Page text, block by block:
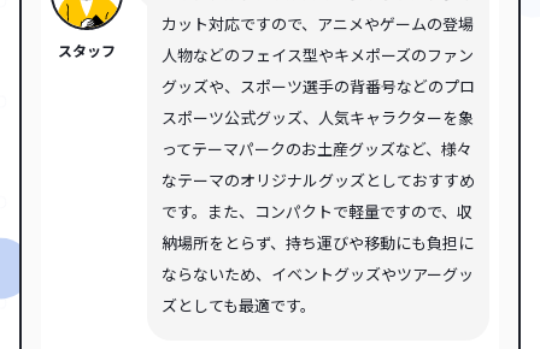
スタッフ
カット対応ですので、アニメやゲームの登場
人物などのフェイス型やキメポーズのファン
グッズや、スポーツ選手の背番号などのプロ
スポーツ公式グッズ、人気キャラクターを象
ってテーマパークのお土産グッズなど、様々
なテーマのオリジナルグッズとしておすすめ
です。また、コンパクトで軽量ですので、収
納場所をとらず、持ち運びや移動にも負担に
ならないため、イベントグッズやツアーグッ
ズとしても最適です。